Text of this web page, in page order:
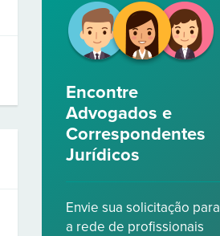
Encontre
Advogados e
Correspondentes
Jurídicos
Envie sua solicitação para
a rede de profissionais